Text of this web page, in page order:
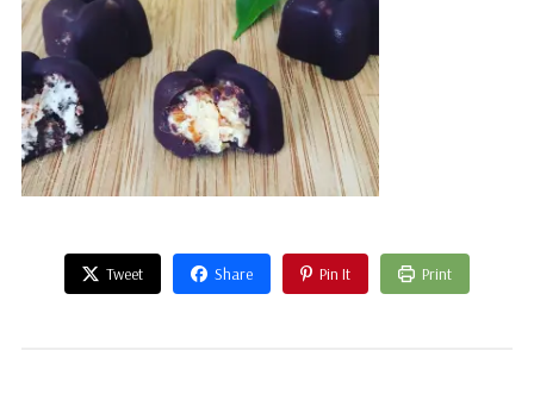
Tweet Share Pin It Print